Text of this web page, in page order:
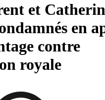
et
en
contre
royale